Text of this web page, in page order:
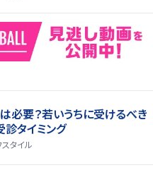
必要？若いうちに受けるべき
タイミング
スタイル